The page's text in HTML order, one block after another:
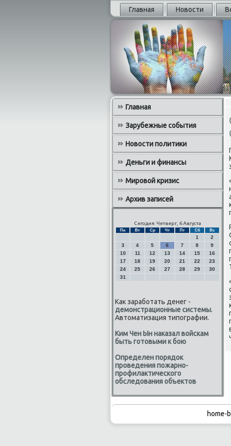
Главная Новости
Главная
Зарубежные события
Новости политики
Деньги и финансы
Мировой кризис
Архив записей
Сегодня: Четверг, 6 Августа
Пн Вт Ср Чт Пт Сб Вс
1
2
3
4 5 6 7 8
9
10
11 12 13 14 15
16
17
18 19 20 21 22
23
24
25 26 27 28 29
30
31
Как заработать денег -
демонстрационные системы.
Автоматизация типографии.
Ким Чен Ын наказал войскам
быть готовыми к бою
Определен порядок
проведения пожарно-
профилактического
обследования объектов
home-